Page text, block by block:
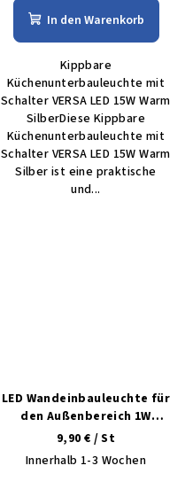
In den Warenkorb
Kippbare
Küchenunterbauleuchte mit
Schalter VERSA LED 15W Warm
SilberDiese Kippbare
Küchenunterbauleuchte mit
Schalter VERSA LED 15W Warm
Silber ist eine praktische
und...
LED Wandeinbauleuchte für
den Außenbereich 1W
45x110mm Index warmweiß
9,90 € / St
Innerhalb 1-3 Wochen